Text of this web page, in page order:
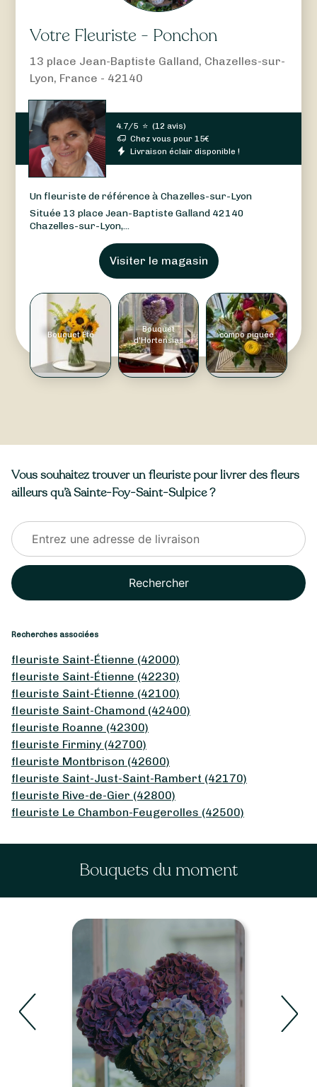
Votre Fleuriste - Ponchon
13 place Jean-Baptiste Galland, Chazelles-sur-
Lyon, France - 42140
4.7/5 ⭐ (12 avis)
Chez vous pour15€
Livraison éclair disponible !
Un fleuriste de référence à Chazelles-sur-Lyon
Située 13 place Jean-Baptiste Galland 42140
Chazelles-sur-Lyon,...
Visiter le magasin
Bouquet Été
Bouquet
d'Hortensias
compo piquée
Vous souhaitez trouver un fleuriste pour livrer des fleurs
ailleurs qu’à Sainte-Foy-Saint-Sulpice ?
Rechercher
Recherches associées
fleuriste Saint-Étienne (42000)
fleuriste Saint-Étienne (42230)
fleuriste Saint-Étienne (42100)
fleuriste Saint-Chamond (42400)
fleuriste Roanne (42300)
fleuriste Firminy (42700)
fleuriste Montbrison (42600)
fleuriste Saint-Just-Saint-Rambert (42170)
fleuriste Rive-de-Gier (42800)
fleuriste Le Chambon-Feugerolles (42500)
Bouquets du moment